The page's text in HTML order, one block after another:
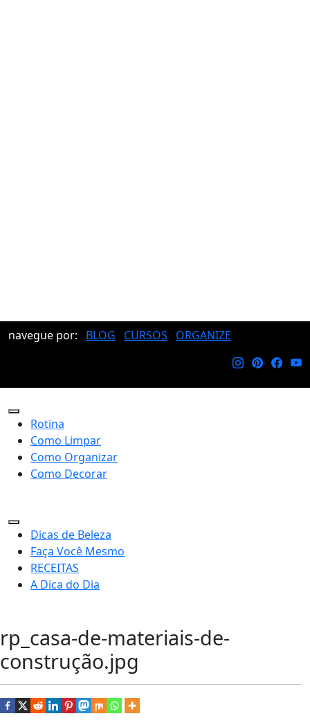
navegue por: BLOG CURSOS ORGANIZE
Rotina
Como Limpar
Como Organizar
Como Decorar
Dicas de Beleza
Faça Você Mesmo
RECEITAS
A Dica do Dia
rp_casa-de-materiais-de-
construção.jpg